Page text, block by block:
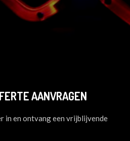
AANVRAGEN
in en ontvang een vrijblijvende